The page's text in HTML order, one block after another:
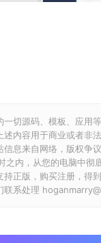
一切源码、模板、应用
述内容用于商业或者非
信息来自网络，版权争
之内，从您的电脑中彻
持正版，购买注册，得
联系处理